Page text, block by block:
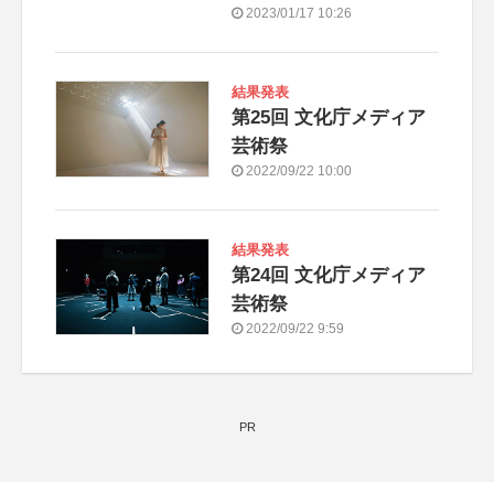
2023/01/17 10:26
結果発表
第25回 文化庁メディア
芸術祭
2022/09/22 10:00
結果発表
第24回 文化庁メディア
芸術祭
2022/09/22 9:59
PR